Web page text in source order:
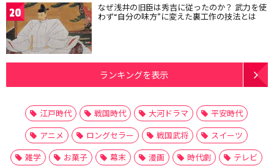
20 なぜ浅井の旧臣は秀吉に従ったのか？ 武力を使
わず“自分の味方”に変えた裏工作の技法とは
ランキングを表示
江戸時代 戦国時代 大河ドラマ
平安時代
アニメ
ロングセラー 戦国武将
スイーツ
雑学
お菓子 幕末 漫画 時代劇
テレビ